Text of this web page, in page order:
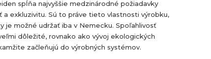
spĺňa najvyššie medzinárodné požiadavky
a exkluzivitu. Sú to práve tieto vlastnosti výrobku,
je možné udržať iba v Nemecku. Spoľahlivosť
dôležité, rovnako ako vývoj ekologických
začleňujú do výrobných systémov.